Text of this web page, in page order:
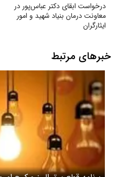
درخواست ابقای دکتر عباس‌پور در
معاونت درمان بنیاد شهید و امور
ایثارگران
خبرهای مرتبط